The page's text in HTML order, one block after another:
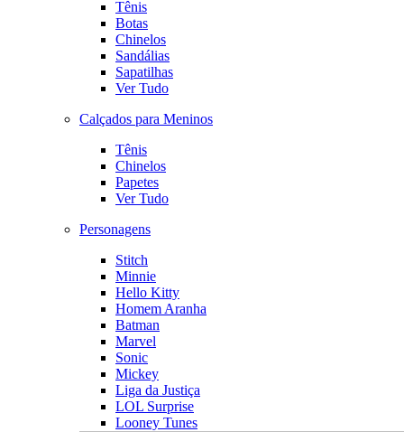
Tênis
Botas
Chinelos
Sandálias
Sapatilhas
Ver Tudo
Calçados para Meninos
Tênis
Chinelos
Papetes
Ver Tudo
Personagens
Stitch
Minnie
Hello Kitty
Homem Aranha
Batman
Marvel
Sonic
Mickey
Liga da Justiça
LOL Surprise
Looney Tunes